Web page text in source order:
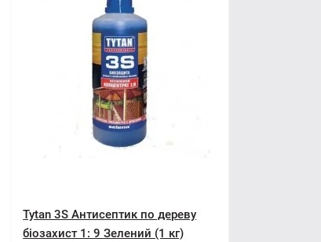
Tytan 3S Антисептик по дереву
біозахист 1: 9 Зелений (1 кг)